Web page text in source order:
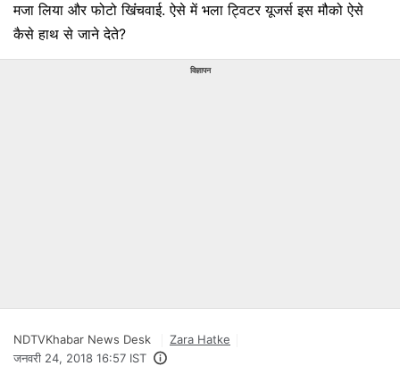
मजा लिया और फोटो ख‍िंंचवाई. ऐसे में भला ट्विटर यूजर्स इस मौको ऐसे
कैसे हाथ से जाने देते?
विज्ञापन
NDTVKhabar News Desk
Zara Hatke
जनवरी 24, 2018 16:57 IST